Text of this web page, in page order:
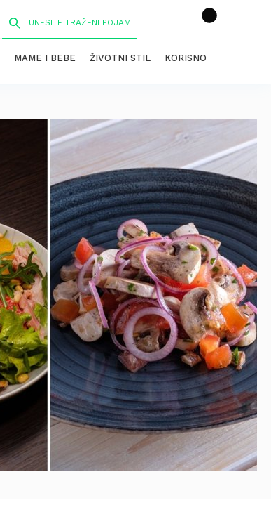
MAME I BEBE ŽIVOTNI STIL KORISNO